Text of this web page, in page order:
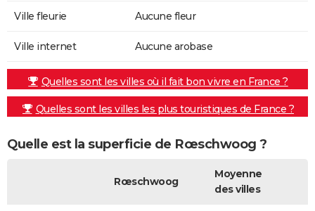
Ville fleurie Aucune fleur
Ville internet Aucune arobase
Quelles sont les villes où il fait bon vivre en France ?
Quelles sont les villes les plus touristiques de France ?
Quelle est la superficie de Rœschwoog ?
Rœschwoog
Moyenne
des villes